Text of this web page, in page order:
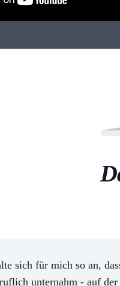
sich für mich so an,
unternahm - auf